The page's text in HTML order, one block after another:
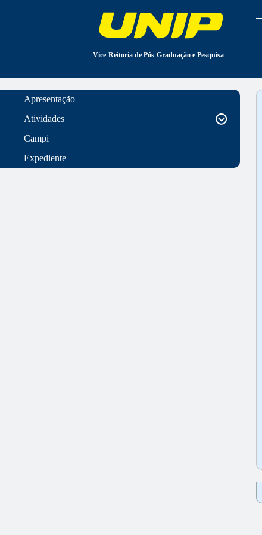
Vice-Reitoria de Pós-Graduação e Pesquisa
Apresentação
Atividades
Campi
Expediente